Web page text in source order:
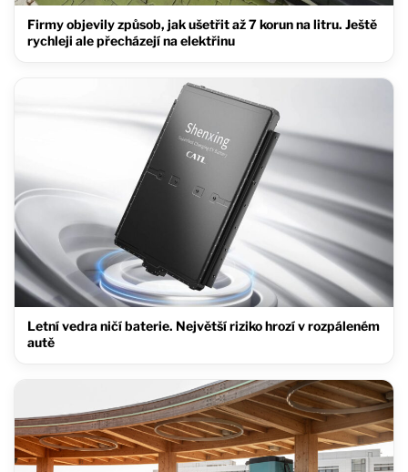
Firmy objevily způsob, jak ušetřit až 7 korun na litru. Ještě
rychleji ale přecházejí na elektřinu
Letní vedra ničí baterie. Největší riziko hrozí v rozpáleném
autě